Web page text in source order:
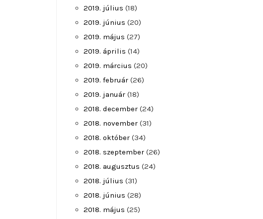
2019. július (18)
2019. június (20)
2019. május (27)
2019. április (14)
2019. március (20)
2019. február (26)
2019. január (18)
2018. december (24)
2018. november (31)
2018. október (34)
2018. szeptember (26)
2018. augusztus (24)
2018. július (31)
2018. június (28)
2018. május (25)